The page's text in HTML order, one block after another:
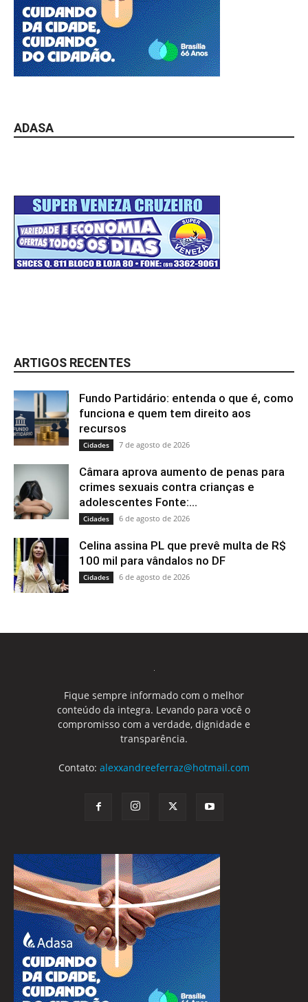
ADASA
ARTIGOS RECENTES
Fundo Partidário: entenda o que é, como
funciona e quem tem direito aos
recursos
Cidades 7 de agosto de 2026
Câmara aprova aumento de penas para
crimes sexuais contra crianças e
adolescentes Fonte:...
Cidades 6 de agosto de 2026
Celina assina PL que prevê multa de R$
100 mil para vândalos no DF
Cidades 6 de agosto de 2026
Fique sempre informado com o melhor
conteúdo da integra. Levando para você o
compromisso com a verdade, dignidade e
transparência.
Contato: alexxandreeferraz@hotmail.com